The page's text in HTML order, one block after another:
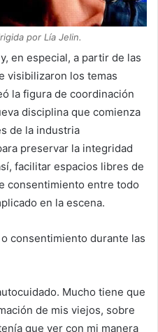
por Lía Jelin.
en especial, a partir de las
visibilizaron los temas
la figura de coordinación
disciplina que comienza
de la industria
preservar la integridad
facilitar espacios libres de
consentimiento entre todo
en la escena.
consentimiento durante las
Mucho tiene que
de mis viejos, sobre
que ver con mi manera